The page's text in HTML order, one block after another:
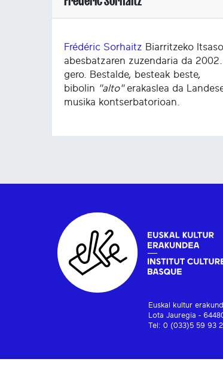
Frédéric Sorhaitz Biarritzeko
abesbatzaren zuzendaria da
gero. Bestalde, besteak beste,
bibolin "alto"erakaslea da
musika kontserbatorioan.
Euskal kultur
Lota Jauregia -
Tel: 0 (033)5 59 93